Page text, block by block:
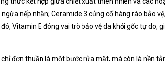
thức kết hợp giữa chiết xuất thiên nhiên và các
nếp nhăn; Ceramide 3 củng cố hàng rào bảo
Vitamin E đóng vai trò bảo vệ da khỏi gốc tự do,
đơn thuần là một bước rửa mặt, mà còn là nền